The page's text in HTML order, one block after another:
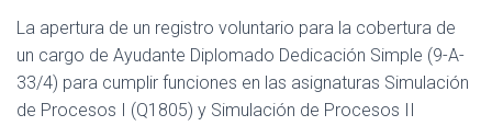
La apertura de un registro voluntario para la cobertura de
un cargo de Ayudante Diplomado Dedicación Simple (9-A-
33/4) para cumplir funciones en las asignaturas Simulación
de Procesos I (Q1805) y Simulación de Procesos II